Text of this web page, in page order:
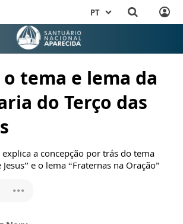
PT
tema e lema da
do Terço das
explica a concepção por trás do tema
e o lema “Fraternas na Oração”